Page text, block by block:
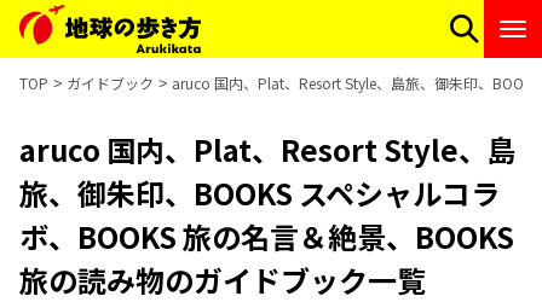
TOP ガイドブック aruco 国内、Plat、Resort Style、島旅、御朱印、
aruco 国内、Plat、Resort Style、島
旅、御朱印、BOOKS スペシャルコラ
ボ、BOOKS 旅の名言＆絶景、BOOKS
旅の読み物のガイドブック一覧